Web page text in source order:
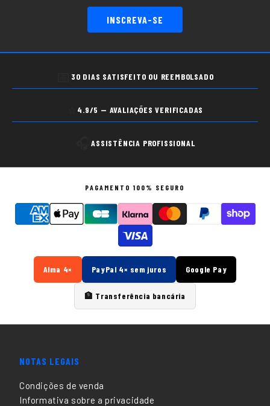
INSCREVA-SE
30 DIAS SATISFEITO OU REEMBOLSADO
4.9/5 — AVALIAÇÕES VERIFICADAS
🎧ASSISTÊNCIA PROFISSIONAL
PAGAMENTO 100% SEGURO
Alma 4× PayPal 4× sem juros Google Pay
🏦 Transferência bancária
NOTAS LEGAIS
Condições de venda
Informativa sobre a privacidade